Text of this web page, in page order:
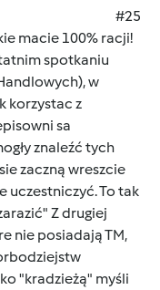
#25
macie 100% racji!
spotkaniu
w
korzystac z
sa
znaleźć tych
zaczną wreszcie
uczestniczyć. To tak
Z drugiej
nie posiadają TM,
"kradzieżą" myśli